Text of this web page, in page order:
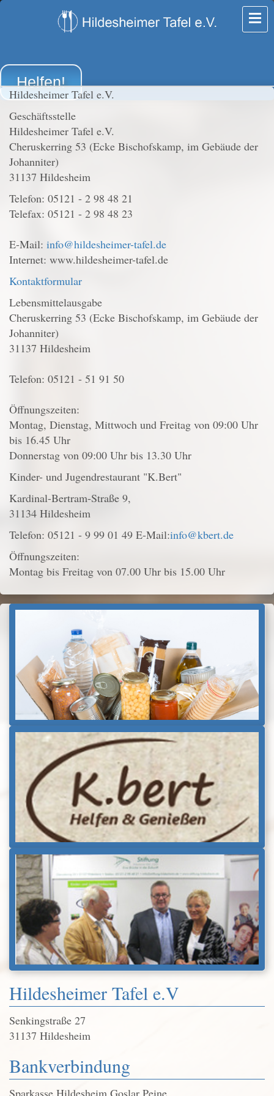
Helfen!
Hildesheimer Tafel e.V.
Geschäftsstelle
Hildesheimer Tafel e.V.
Cheruskerring 53 (Ecke Bischofskamp, im Gebäude der
Johanniter)
31137 Hildesheim
Telefon: 05121 - 2 98 48 21
Telefax: 05121 - 2 98 48 23
E-Mail: info@hildesheimer-tafel.de
Internet: www.hildesheimer-tafel.de
Kontaktformular
Lebensmittelausgabe
Cheruskerring 53 (Ecke Bischofskamp, im Gebäude der
Johanniter)
31137 Hildesheim
Telefon: 05121 - 51 91 50
Öffnungszeiten:
Montag, Dienstag, Mittwoch und Freitag von 09:00 Uhr
bis 16.45 Uhr
Donnerstag von 09:00 Uhr bis 13.30 Uhr
Kinder- und Jugendrestaurant "K.Bert"
Kardinal-Bertram-Straße 9,
31134 Hildesheim
Telefon: 05121 - 9 99 01 49 E-Mail:info@kbert.de
Öffnungszeiten:
Montag bis Freitag von 07.00 Uhr bis 15.00 Uhr
Hildesheimer Tafel e.V
Senkingstraße 27
31137 Hildesheim
Bankverbindung
Sparkasse Hildesheim Goslar Peine